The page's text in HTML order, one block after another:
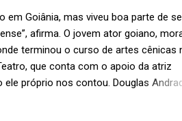
em Goiânia, mas viveu boa parte de
afirma. O jovem ator goiano,
terminou o curso de artes cênicas
que conta com o apoio da atriz
próprio nos contou. Douglas